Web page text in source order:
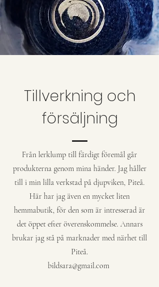
Tillverkning och
försäljning
Från lerklump till färdigt föremål går
produkterna genom mina händer. Jag håller
till i min lilla verkstad på djupviken, Piteå.
Här har jag även en mycket liten
hemmabutik, för den som är intresserad är
det öppet efter överenskommelse. Annars
brukar jag stå på marknader med närhet till
Piteå.
bildsara@gmail.com